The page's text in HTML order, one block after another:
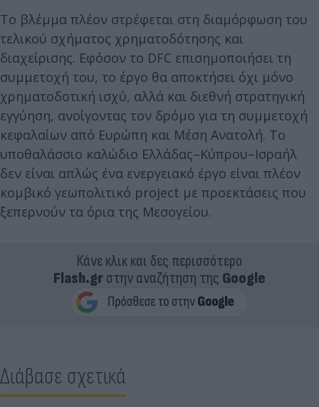
Το βλέμμα πλέον στρέφεται στη διαμόρφωση του
τελικού σχήματος χρηματοδότησης και
διαχείρισης. Εφόσον το DFC επισημοποιήσει τη
συμμετοχή του, το έργο θα αποκτήσει όχι μόνο
χρηματοδοτική ισχύ, αλλά και διεθνή στρατηγική
εγγύηση, ανοίγοντας τον δρόμο για τη συμμετοχή
κεφαλαίων από Ευρώπη και Μέση Ανατολή. Το
υποθαλάσσιο καλώδιο Ελλάδας–Κύπρου–Ισραήλ
δεν είναι απλώς ένα ενεργειακό έργο είναι πλέον
κομβικό γεωπολιτικό project με προεκτάσεις που
ξεπερνούν τα όρια της Μεσογείου.
Κάνε κλικ και δες περισσότερο
Flash.grστην αναζήτηση της Google
Διάβασε σχετικά